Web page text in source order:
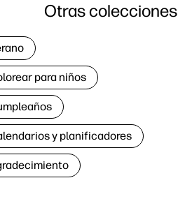
Otras colecciones
para niños
y planificadores